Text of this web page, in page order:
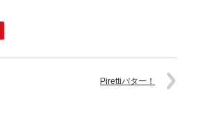
Pirettiパター！